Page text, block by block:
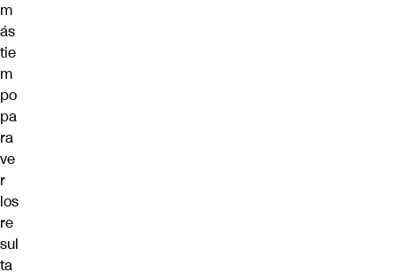
m
ás
tie
m
po
pa
ra
ve
r
los
re
sul
ta